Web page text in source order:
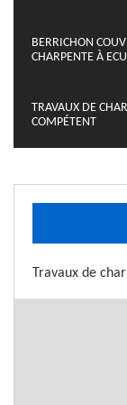
BERRICHON
CHARPENTE À
TRAVAUX DE
COMPÉTENT
Travaux de